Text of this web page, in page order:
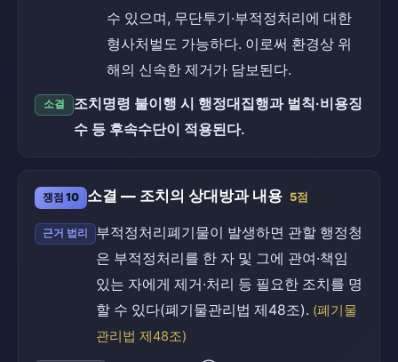
수 있으며, 무단투기·부적정처리에 대한
형사처벌도 가능하다. 이로써 환경상 위
해의 신속한 제거가 담보된다.
소결
조치명령 불이행 시 행정대집행과 벌칙·비용징
수 등 후속수단이 적용된다.
쟁점 10 소결 — 조치의 상대방과 내용 5점
근거 법리
부적정처리폐기물이 발생하면 관할 행정청
은 부적정처리를 한 자 및 그에 관여·책임
있는 자에게 제거·처리 등 필요한 조치를 명
할 수 있다(폐기물관리법 제48조). (폐기물
관리법 제48조)